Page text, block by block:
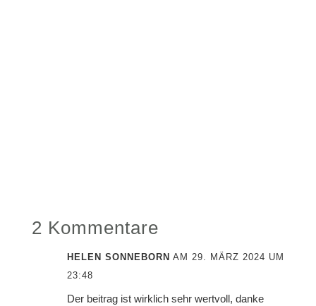
2 Kommentare
HELEN SONNEBORN AM 29. MÄRZ 2024 UM
23:48
Der beitrag ist wirklich sehr wertvoll, danke